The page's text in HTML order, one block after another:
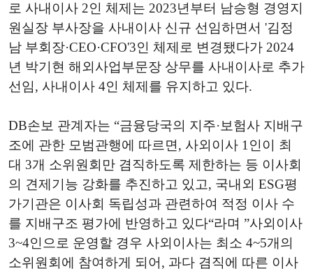
로 사내이사 2인 체제는 2023년부터 남승형 경영지
원실장 부사장을 사내이사 신규 선임하면서 '김정
남 부회장·CEO·CFO'3인 체제로 변경됐다가 2024
년 박기현 해외사업부문장 상무를 사내이사로 추가
선임, 사내이사 4인 체제를 유지하고 있다.
DB손보 관계자는 “금융당국의 지주·보험사 지배구
조에 관한 모범관행에 따르면, 사외이사 1인이 최
대 3개 소위원회만 겸직하도록 제한하는 등 이사회
의 견제기능 강화를 추진하고 있고, 국내외 ESG평
가기관은 이사회 독립성과 관련하여 적정 이사 수
를 지배구조 평가에 반영하고 있다“라며 ”사외이사
3~4인으로 운영할 경우 사외이사는 최소 4~5개의
소위원회에 참여하게 되어, 과다 겸직에 따른 이사